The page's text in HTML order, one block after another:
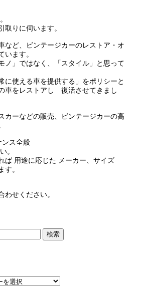
取りに伺います。
など、ビンテージカーのレストア・オ
います。
ノ」ではなく、「スタイル」と思って
に使える車を提供する」をポリシーと
車をレストアし 復活させてきまし
カーなどの販売、ビンテージカーの高
ンス全般
。
ば 用途に応じた メーカー、サイズ
す。
わせください。